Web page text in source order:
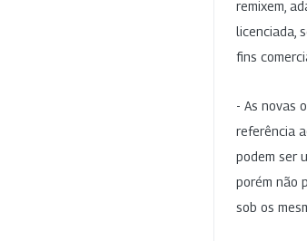
remixem,
licenciada,
fins
- As novas
referência
podem ser
porém não
sob os